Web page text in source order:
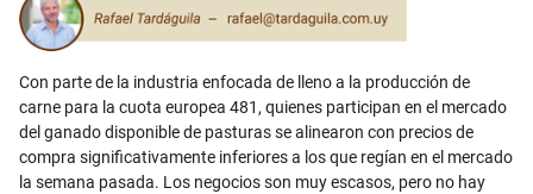
Con parte de la industria enfocada de lleno a la producción de
carne para la cuota europea 481, quienes participan en el mercado
del ganado disponible de pasturas se alinearon con precios de
compra significativamente inferiores a los que regían en el mercado
la semana pasada. Los negocios son muy escasos, pero no hay